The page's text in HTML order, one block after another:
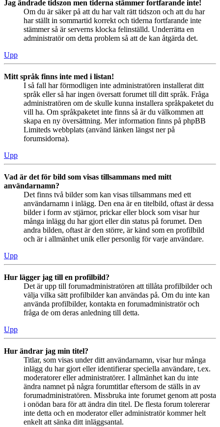
Jag ändrade tidszon men tiderna stämmer fortfarande inte!
Om du är säker på att du har valt rätt tidszon och att du har
har ställt in sommartid korrekt och tiderna fortfarande inte
stämmer så är serverns klocka felinställd. Underrätta en
administratör om detta problem så att de kan åtgärda det.
Upp
Mitt språk finns inte med i listan!
I så fall har förmodligen inte administratören installerat ditt
språk eller så har ingen översatt forumet till ditt språk. Fråga
administratören om de skulle kunna installera språkpaketet du
vill ha. Om språkpaketet inte finns så är du välkommen att
skapa en ny översättning. Mer information finns på phpBB
Limiteds webbplats (använd länken längst ner på
forumsidorna).
Upp
Vad är det för bild som visas tillsammans med mitt
användarnamn?
Det finns två bilder som kan visas tillsammans med ett
användarnamn i inlägg. Den ena är en titelbild, oftast är dessa
bilder i form av stjärnor, prickar eller block som visar hur
många inlägg du har gjort eller din status på forumet. Den
andra bilden, oftast är den större, är känd som en profilbild
och är i allmänhet unik eller personlig för varje användare.
Upp
Hur lägger jag till en profilbild?
Det är upp till forumadministratören att tillåta profilbilder och
välja vilka sätt profilbilder kan användas på. Om du inte kan
använda profilbilder, kontakta en forumadministratör och
fråga de om deras anledning till detta.
Upp
Hur ändrar jag min titel?
Titlar, som visas under ditt användarnamn, visar hur många
inlägg du har gjort eller identifierar speciella användare, t.ex.
moderatorer eller administratörer. I allmänhet kan du inte
ändra namnet på några forumtitlar eftersom de ställs in av
forumadministratören. Missbruka inte forumet genom att posta
i onödan bara för att ändra din titel. De flesta forum tolererar
inte detta och en moderator eller administratör kommer helt
enkelt att sänka ditt inläggsantal.